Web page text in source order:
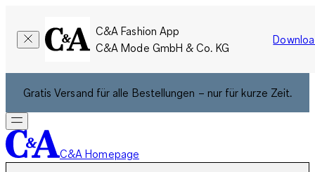
C&A Fashion App
C&A Mode GmbH & Co. KG
Gratis Versand für alle Bestellungen – nur für kurze Zeit.
C&A Homepage